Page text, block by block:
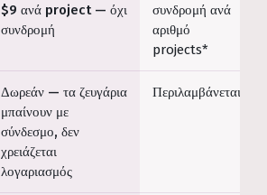
$9 ανά project — όχι
συνδρομή
συνδρομή ανά
αριθμό
projects*
Δωρεάν — τα ζευγάρια
μπαίνουν με
σύνδεσμο, δεν
χρειάζεται
λογαριασμός
Περιλαμβάνεται*